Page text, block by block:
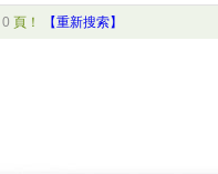
0 頁！ 【重新搜索】